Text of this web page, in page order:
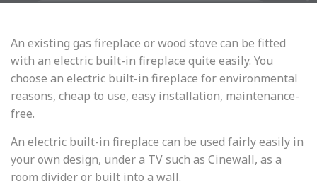
An existing gas fireplace or wood stove can be fitted
with an electric built-in fireplace quite easily. You
choose an electric built-in fireplace for environmental
reasons, cheap to use, easy installation, maintenance-
free.
An electric built-in fireplace can be used fairly easily in
your own design, under a TV such as Cinewall, as a
room divider or built into a wall.